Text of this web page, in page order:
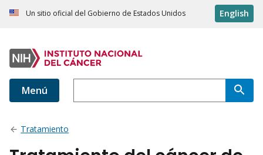
Un sitio oficial del Gobierno de Estados Unidos English
Menú
Tratamiento